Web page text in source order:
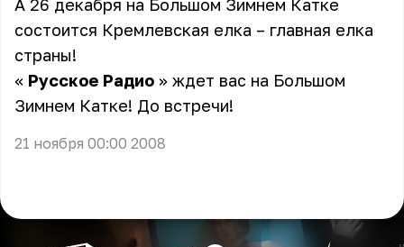
А 26 декабря на Большом Зимнем Катке
состоится Кремлевская елка – главная елка
страны!
« Русское Радио » ждет вас на Большом
Зимнем Катке! До встречи!
21 ноября 00:00 2008